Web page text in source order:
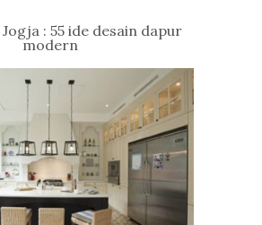
: 55 ide desain dapur
modern